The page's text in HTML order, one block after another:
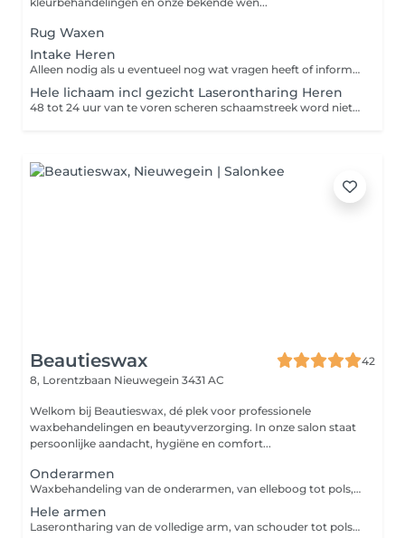
Rug Waxen
Intake Heren
Alleen nodig als u eventueel nog wat vragen heeft of informatie wilt
Hele lichaam incl gezicht Laserontharing Heren
48 tot 24 uur van te voren scheren schaamstreek word niet behandeld
Beautieswax
42
8, Lorentzbaan Nieuwegein 3431 AC
Welkom bij Beautieswax, dé plek voor professionele
waxbehandelingen en beautyverzorging. In onze salon staat
persoonlijke aandacht, hygiëne en comfort...
Onderarmen
Waxbehandeling van de onderarmen, van elleboog tot pols, voor een gladde huid zonder stoppels.
Hele armen
Laserontharing van de volledige arm, van schouder tot pols. De laser schakelt de haarwortel gericht uit, waardoor de haargroei na meerdere sessies duidelijk vermindert. Zo geniet je van een gladde huid zonder dagelijks scheren of waxen.